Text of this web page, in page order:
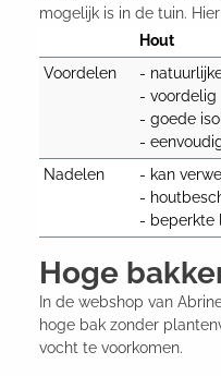
mogelijk is in de tuin.
Hout
Voordelen
-
- voordelig
- goede
-
Nadelen
- kan
-
- beperkte
Hoge
In de webshop van
hoge bak zonder
vocht te voorkomen.